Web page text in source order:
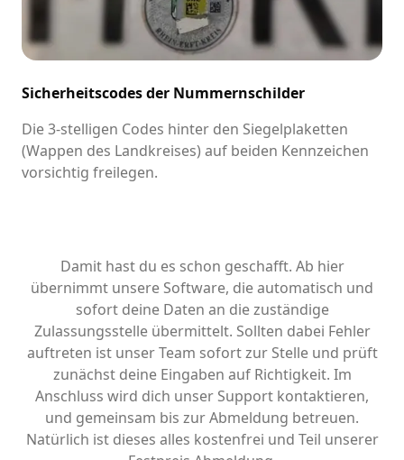
Sicherheitscodes der Nummernschilder
Die 3-stelligen Codes hinter den Siegelplaketten
(Wappen des Landkreises) auf beiden Kennzeichen
vorsichtig freilegen.
Damit hast du es schon geschafft. Ab hier
übernimmt unsere Software, die automatisch und
sofort deine Daten an die zuständige
Zulassungsstelle übermittelt. Sollten dabei Fehler
auftreten ist unser Team sofort zur Stelle und prüft
zunächst deine Eingaben auf Richtigkeit. Im
Anschluss wird dich unser Support kontaktieren,
und gemeinsam bis zur Abmeldung betreuen.
Natürlich ist dieses alles kostenfrei und Teil unserer